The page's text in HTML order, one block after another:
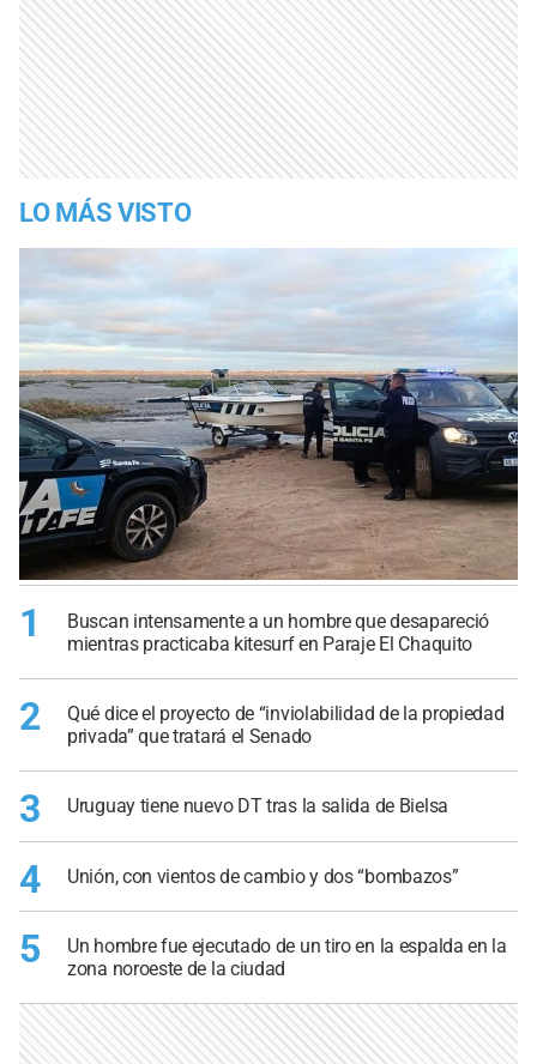
LO MÁS VISTO
1
Buscan intensamente a un hombre que desapareció
mientras practicaba kitesurf en Paraje El Chaquito
2
Qué dice el proyecto de “inviolabilidad de la propiedad
privada” que tratará el Senado
3 Uruguay tiene nuevo DT tras la salida de Bielsa
4 Unión, con vientos de cambio y dos “bombazos”
5
Un hombre fue ejecutado de un tiro en la espalda en la
zona noroeste de la ciudad